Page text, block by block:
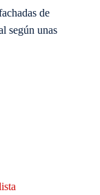
de
según unas